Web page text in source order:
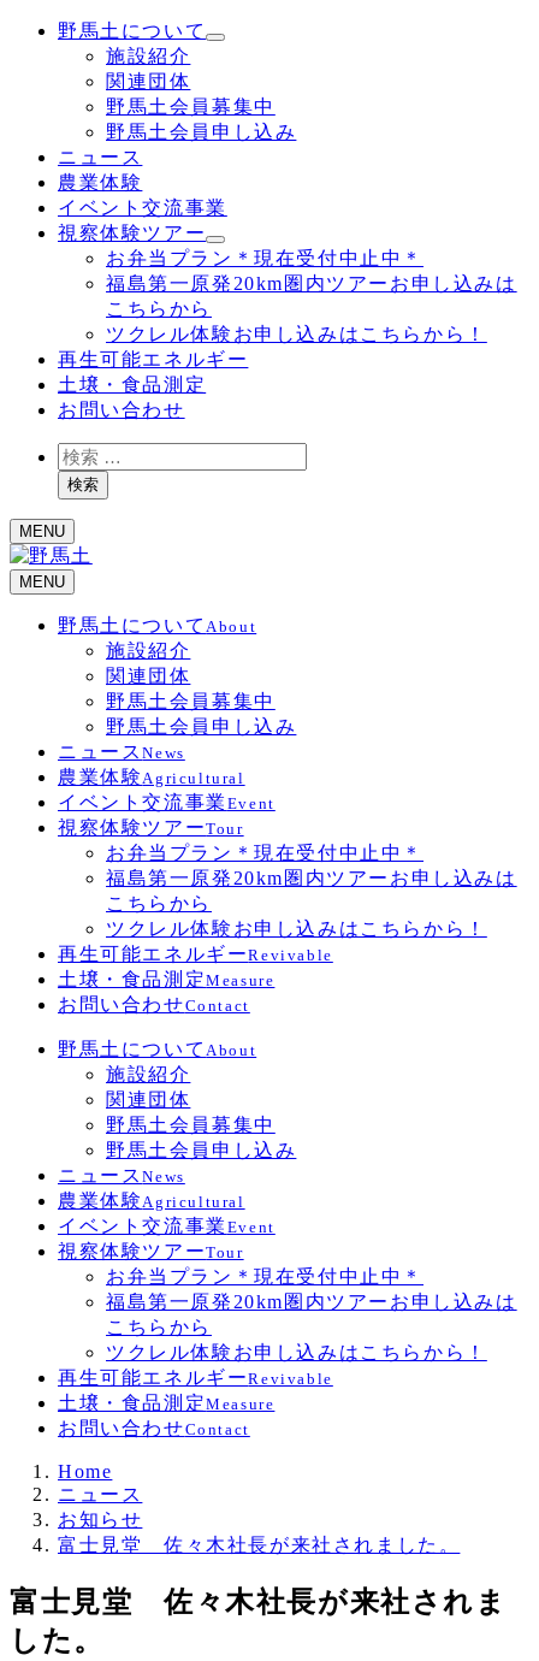
野馬土について
施設紹介
関連団体
野馬土会員募集中
野馬土会員申し込み
ニュース
農業体験
イベント交流事業
視察体験ツアー
お弁当プラン＊現在受付中止中＊
福島第一原発20km圏内ツアーお申し込みは
こちらから
ツクレル体験お申し込みはこちらから！
再生可能エネルギー
土壌・食品測定
お問い合わせ
検
索検索
MENU
MENU
野馬土について About
施設紹介
関連団体
野馬土会員募集中
野馬土会員申し込み
ニュースNews
農業体験Agricultural
イベント交流事業 Event
視察体験ツアーTour
お弁当プラン＊現在受付中止中＊
福島第一原発20km圏内ツアーお申し込みは
こちらから
ツクレル体験お申し込みはこちらから！
再生可能エネルギーRevivable
土壌・食品測定Measure
お問い合わせContact
野馬土について About
施設紹介
関連団体
野馬土会員募集中
野馬土会員申し込み
ニュースNews
農業体験Agricultural
イベント交流事業 Event
視察体験ツアーTour
お弁当プラン＊現在受付中止中＊
福島第一原発20km圏内ツアーお申し込みは
こちらから
ツクレル体験お申し込みはこちらから！
再生可能エネルギーRevivable
土壌・食品測定Measure
お問い合わせContact
Home
ニュース
お知らせ
富士見堂 佐々木社長が来社されました。
富士見堂 佐々木社長が来社されま
した。